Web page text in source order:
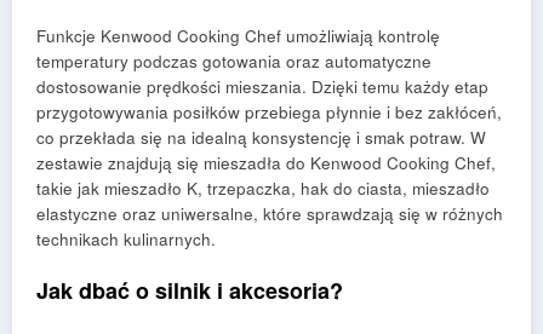
Funkcje Kenwood Cooking Chef umożliwiają kontrolę
temperatury podczas gotowania oraz automatyczne
dostosowanie prędkości mieszania. Dzięki temu każdy etap
przygotowywania posiłków przebiega płynnie i bez zakłóceń,
co przekłada się na idealną konsystencję i smak potraw. W
zestawie znajdują się mieszadła do Kenwood Cooking Chef,
takie jak mieszadło K, trzepaczka, hak do ciasta, mieszadło
elastyczne oraz uniwersalne, które sprawdzają się w różnych
technikach kulinarnych.
Jak dbać o silnik i akcesoria?